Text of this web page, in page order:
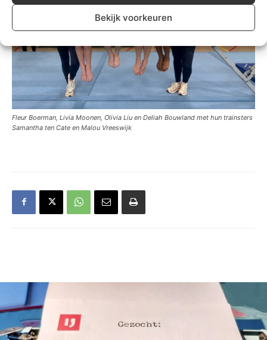
Bekijk voorkeuren
Fleur Boerman, Livia Moonen, Olivia Liu en Deliah Bouwland met hun trainsters
Samantha ten Cate en Malou Vreeswijk